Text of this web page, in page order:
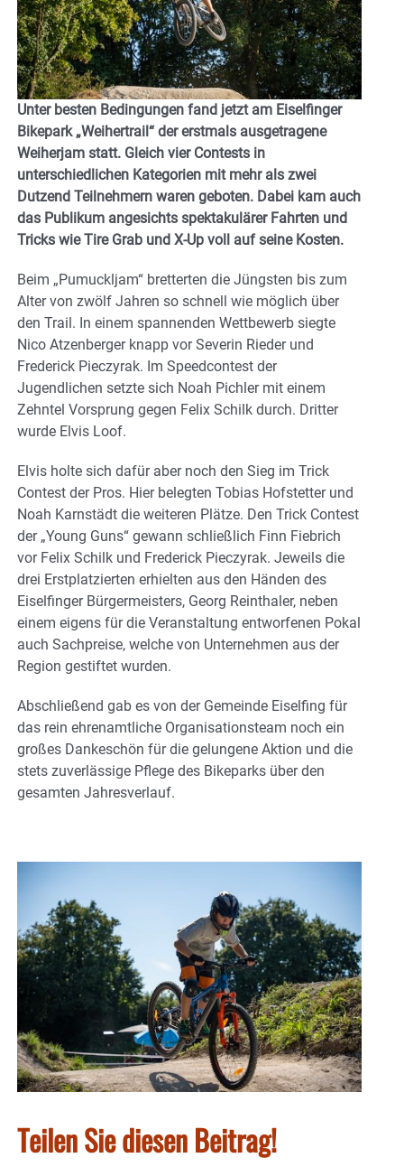
Unter besten Bedingungen fand jetzt am Eiselfinger
Bikepark „Weihertrail“ der erstmals ausgetragene
Weiherjam statt. Gleich vier Contests in
unterschiedlichen Kategorien mit mehr als zwei
Dutzend Teilnehmern waren geboten. Dabei kam auch
das Publikum angesichts spektakulärer Fahrten und
Tricks wie Tire Grab und X-Up voll auf seine Kosten.
Beim „Pumuckljam“ bretterten die Jüngsten bis zum
Alter von zwölf Jahren so schnell wie möglich über
den Trail. In einem spannenden Wettbewerb siegte
Nico Atzenberger knapp vor Severin Rieder und
Frederick Pieczyrak. Im Speedcontest der
Jugendlichen setzte sich Noah Pichler mit einem
Zehntel Vorsprung gegen Felix Schilk durch. Dritter
wurde Elvis Loof.
Elvis holte sich dafür aber noch den Sieg im Trick
Contest der Pros. Hier belegten Tobias Hofstetter und
Noah Karnstädt die weiteren Plätze. Den Trick Contest
der „Young Guns“ gewann schließlich Finn Fiebrich
vor Felix Schilk und Frederick Pieczyrak. Jeweils die
drei Erstplatzierten erhielten aus den Händen des
Eiselfinger Bürgermeisters, Georg Reinthaler, neben
einem eigens für die Veranstaltung entworfenen Pokal
auch Sachpreise, welche von Unternehmen aus der
Region gestiftet wurden.
Abschließend gab es von der Gemeinde Eiselfing für
das rein ehrenamtliche Organisationsteam noch ein
großes Dankeschön für die gelungene Aktion und die
stets zuverlässige Pflege des Bikeparks über den
gesamten Jahresverlauf.
Teilen Sie diesen Beitrag!